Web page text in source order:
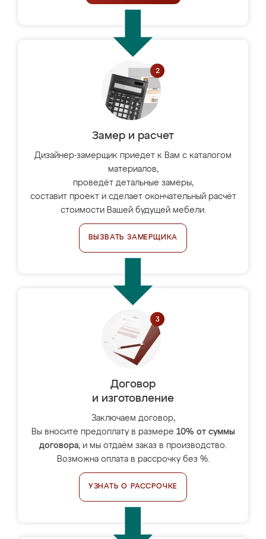
Замер и расчет
Дизайнер-замерщик приедет к Вам с каталогом
материалов,
проведёт детальные замеры,
составит проект и сделает окончательный расчёт
стоимости Вашей будущей мебели.
ВЫЗВАТЬ ЗАМЕРЩИКА
Договор
и изготовление
Заключаем договор,
Вы вносите предоплату в размере 10% от суммы
договора, и мы отдаём заказ в производство.
Возможна оплата в рассрочку без %.
УЗНАТЬ О РАССРОЧКЕ